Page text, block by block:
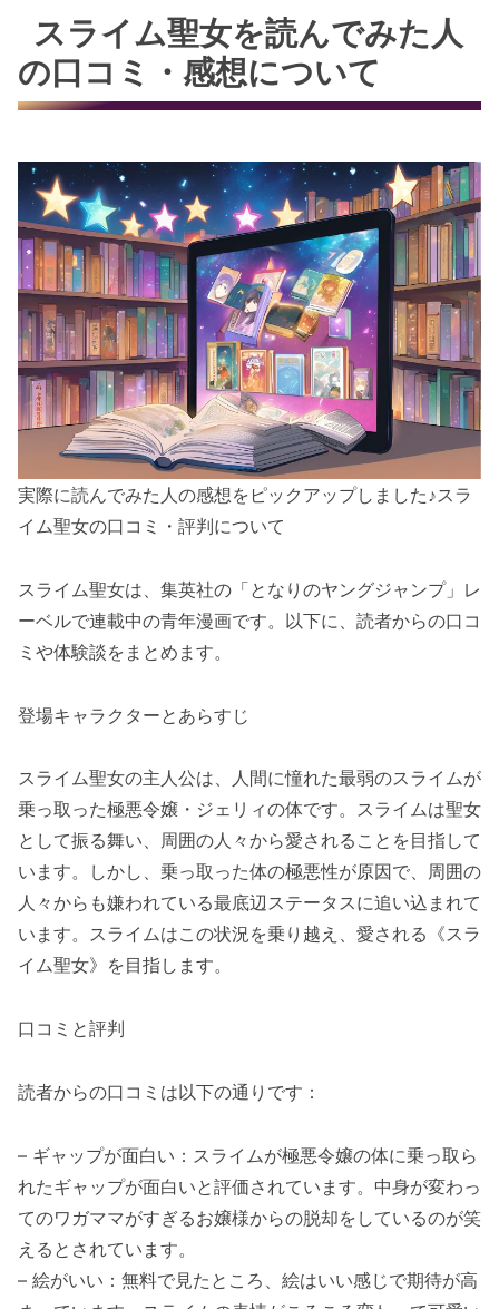
スライム聖女を読んでみた人
の口コミ・感想について
実際に読んでみた人の感想をピックアップしました♪スラ
イム聖女の口コミ・評判について
スライム聖女は、集英社の「となりのヤングジャンプ」レ
ーベルで連載中の青年漫画です。以下に、読者からの口コ
ミや体験談をまとめます。
登場キャラクターとあらすじ
スライム聖女の主人公は、人間に憧れた最弱のスライムが
乗っ取った極悪令嬢・ジェリィの体です。スライムは聖女
として振る舞い、周囲の人々から愛されることを目指して
います。しかし、乗っ取った体の極悪性が原因で、周囲の
人々からも嫌われている最底辺ステータスに追い込まれて
います。スライムはこの状況を乗り越え、愛される《スラ
イム聖女》を目指します。
口コミと評判
読者からの口コミは以下の通りです：
– ギャップが面白い：スライムが極悪令嬢の体に乗っ取ら
れたギャップが面白いと評価されています。中身が変わっ
てのワガママがすぎるお嬢様からの脱却をしているのが笑
えるとされています。
– 絵がいい：無料で見たところ、絵はいい感じで期待が高